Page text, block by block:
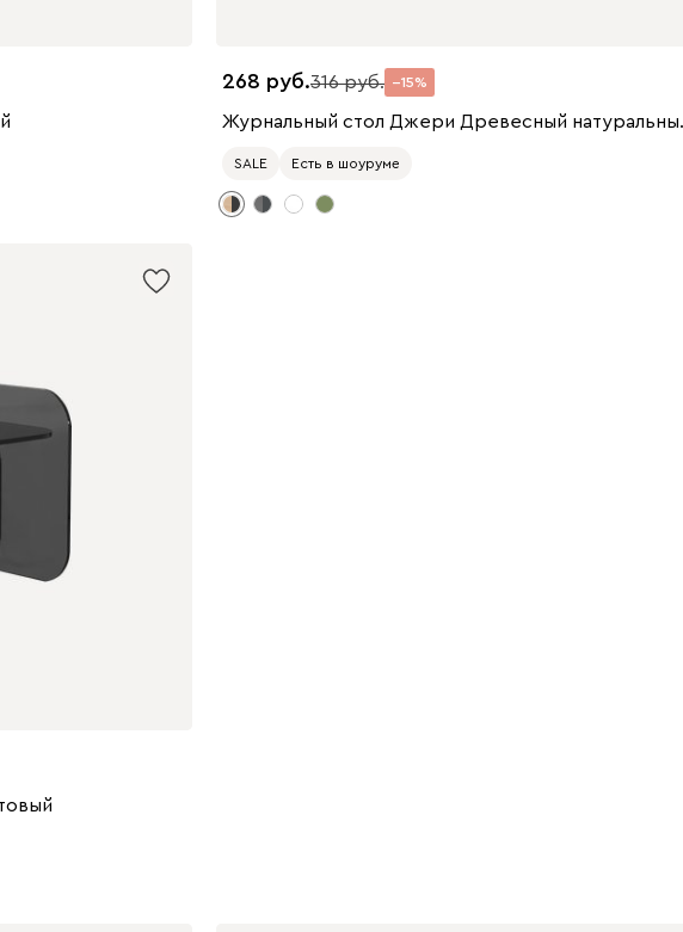
268 316 15
SALE Есть в шоуруме